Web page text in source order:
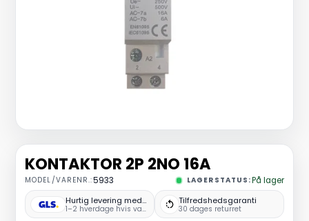
KONTAKTOR 2P 2NO 16A
MODEL/VARENR.:5933 LAGERSTATUS:På lager
Hurtig levering med GLS
1–2 hverdage hvis varen er på lager
Tilfredshedsgaranti
30 dages returret